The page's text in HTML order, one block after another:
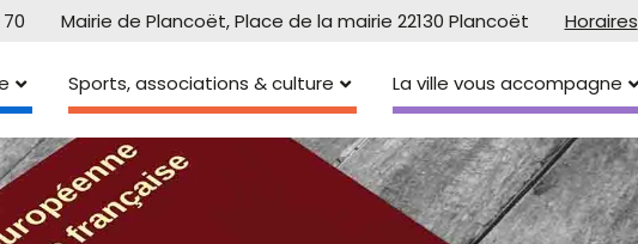
Mairie de Plancoët, Place de la mairie 22130 Plancoët Horaires
Sports, associations & culture La ville vous accompagne